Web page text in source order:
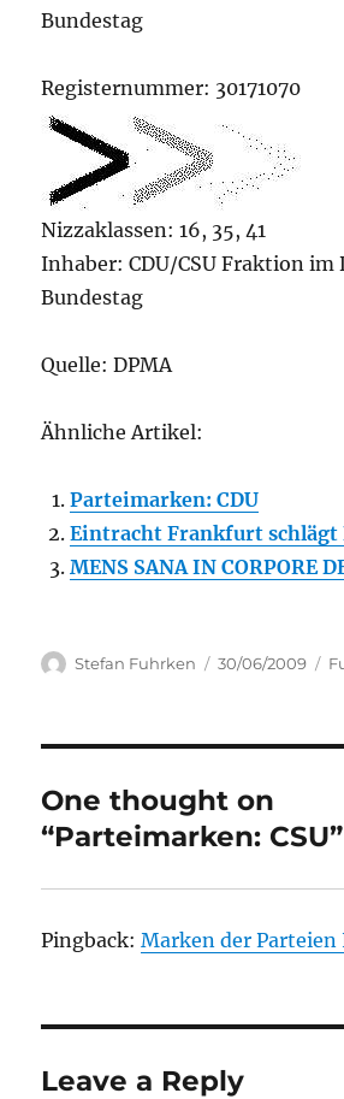
Bundestag
Registernummer: 30171070
Nizzaklassen: 16, 35, 41
Inhaber: CDU/CSU Fraktion im
Bundestag
Quelle: DPMA
Ähnliche Artikel:
Parteimarken: CDU
Eintracht Frankfurt schlägt
MENS SANA IN CORPORE
Author
Stefan Fuhrken
Posted
30/06/2009
One thought on
“Parteimarken: CSU”
Pingback:Marken der Parteien
Leave a Reply